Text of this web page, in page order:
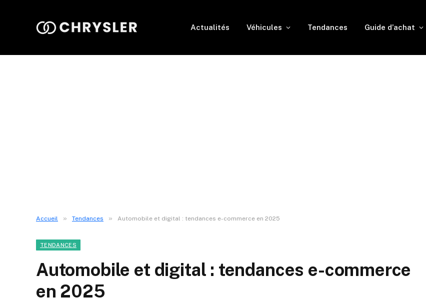
Actualités Véhicules Tendances Guide d’achat
Accueil » Tendances » Automobile et digital : tendances e-commerce en 2025
TENDANCES
Automobile et digital : tendances e-commerce
en 2025